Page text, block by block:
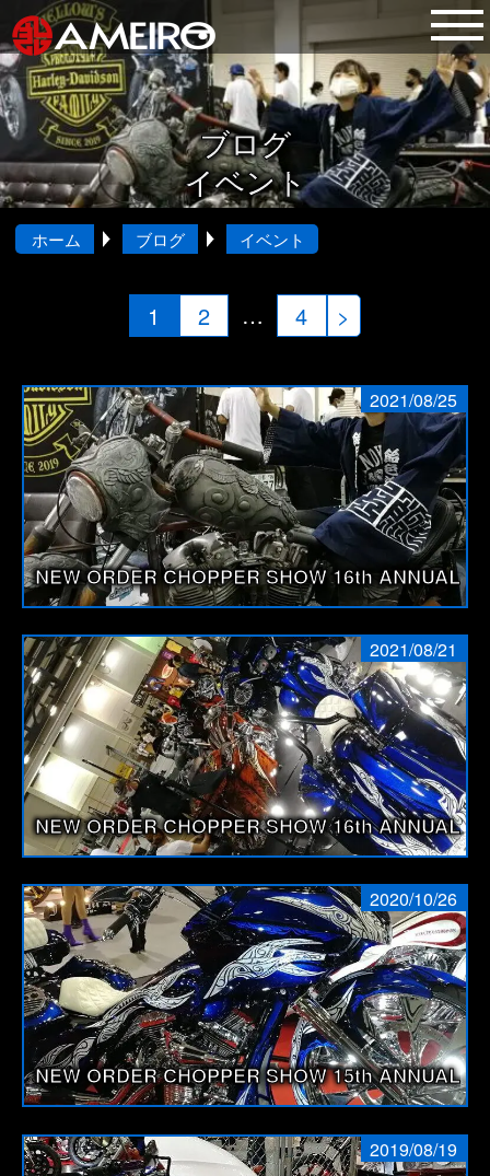
ブログ
イベント
ホーム ブログ イベント
ペ
ー
ジ
送
り
1 2 … 4 >
2021/08/25
NEW ORDER CHOPPER SHOW 16th ANNUAL
2021/08/21
NEW ORDER CHOPPER SHOW 16th ANNUAL
2020/10/26
NEW ORDER CHOPPER SHOW 15th ANNUAL
2019/08/19